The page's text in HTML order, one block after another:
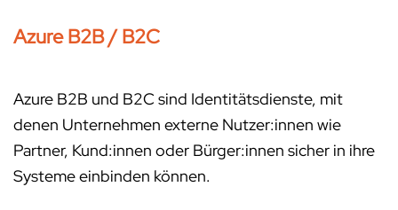
Azure B2B / B2C
Azure B2B und B2C sind Identitätsdienste, mit
denen Unternehmen externe Nutzer:innen wie
Partner, Kund:innen oder Bürger:innen sicher in ihre
Systeme einbinden können.